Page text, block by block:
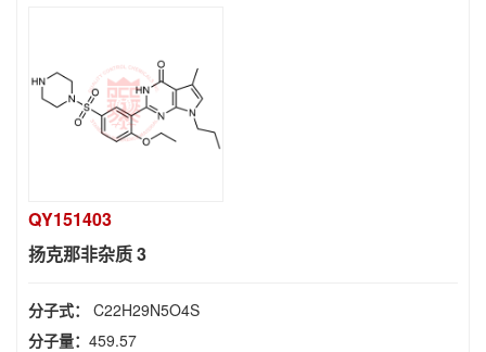
QY151403
扬克那非杂质 3
分子式： C22H29N5O4S
分子量： 459.57